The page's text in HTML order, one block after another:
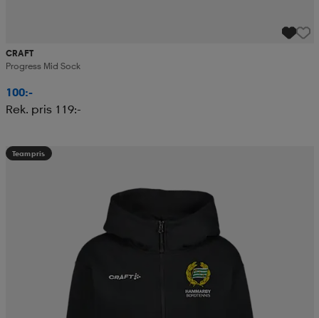
CRAFT
Progress Mid Sock
100:-
Rek. pris 119:-
Teampris